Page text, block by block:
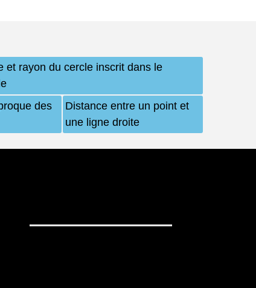
et rayon du cercle inscrit dans le
des
Distance entre un point et
une ligne droite